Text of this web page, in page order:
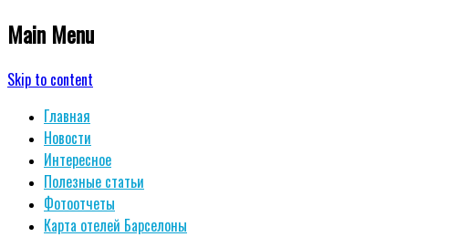
Main Menu
Skip to content
Главная
Новости
Интересное
Полезные статьи
Фотоотчеты
Карта отелей Барселоны